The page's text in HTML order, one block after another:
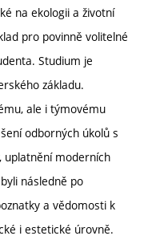
na ekologii a životní
pro povinně volitelné
Studium je
základu.
ale i týmovému
odborných úkolů s
uplatnění moderních
následně po
a vědomosti k
i estetické úrovně.